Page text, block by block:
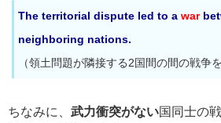
The territorial dispute led to a war
neighboring nations.
（領土問題が隣接する2国間の間の戦争
ちなみに、 武力衝突がない国同士の